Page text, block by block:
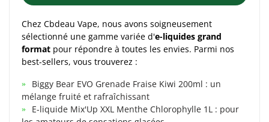
Chez Cbdeau Vape, nous avons soigneusement
sélectionné une gamme variée d'e-liquides grand
format pour répondre à toutes les envies. Parmi nos
best-sellers, vous trouverez :
Biggy Bear EVO Grenade Fraise Kiwi 200ml : un
mélange fruité et rafraîchissant
E-liquide Mix'Up XXL Menthe Chlorophylle 1L : pour